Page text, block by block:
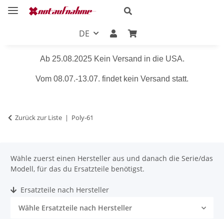
DE
Ab 25.08.2025 Kein Versand in die USA.
Vom 08.07.-13.07. findet kein Versand statt.
Zurück zur Liste Poly-61
Wähle zuerst einen Hersteller aus und danach die Serie/das
Modell, für das du Ersatzteile benötigst.
Ersatzteile nach Hersteller
Wähle Ersatzteile nach Hersteller